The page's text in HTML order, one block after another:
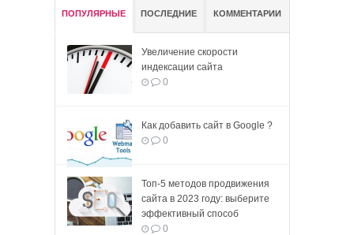
ПОПУЛЯРНЫЕ ПОСЛЕДНИЕ КОММЕНТАРИИ
Увеличение скорости
индексации сайта
0
Как добавить сайт в Google ?
0
Топ-5 методов продвижения
сайта в 2023 году: выберите
эффективный способ
0